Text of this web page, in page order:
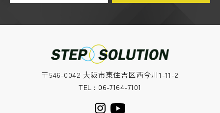
〒546-0042 大阪市東住吉区西今川1-11-2
TEL : 06-7164-7101